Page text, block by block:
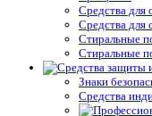
Средства для
Средства для
Стиральные
Стиральные
Знаки
Средства